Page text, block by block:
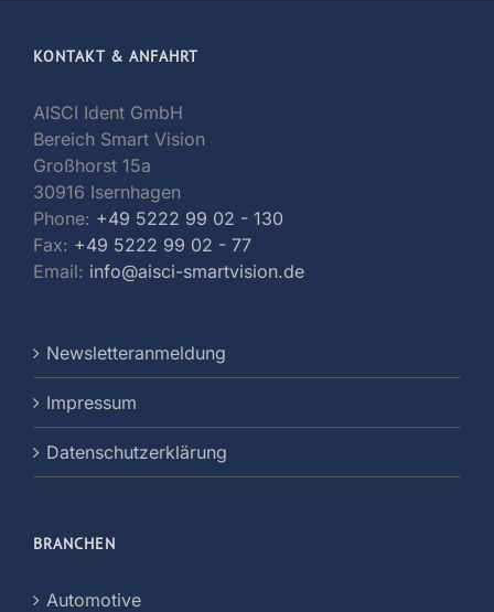
KONTAKT & ANFAHRT
AISCI Ident GmbH
Bereich Smart Vision
Großhorst 15a
30916 Isernhagen
Phone: +49 5222 99 02 - 130
Fax: +49 5222 99 02 - 77
Email: info@aisci-smartvision.de
Newsletteranmeldung
Impressum
Datenschutzerklärung
BRANCHEN
Automotive